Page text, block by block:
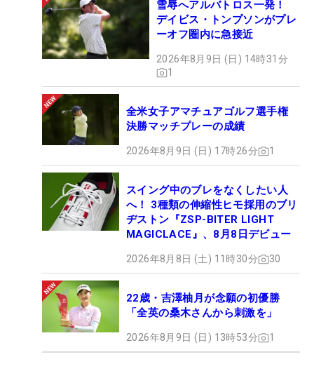
雪辱へアルバトロス一発！
デイビス・トンプソンがプレ
ーオフ圏内に急接近
2026年8月9日 (日) 14時31分
1
全米女子アマチュアゴルフ選手権
決勝マッチプレーの成績
2026年8月9日 (日) 17時26分 1
スイング中のブレをなくしたい人
へ！ 3種類の伸縮性ヒモ採用のブリ
ヂストン『ZSP-BITER LIGHT
MAGICLACE』、8月8日デビュー
2026年8月8日 (土) 11時30分 30
22歳・吉澤柚月が念願の初優勝
「全英の桑木さんから刺激を」
2026年8月9日 (日) 13時53分 1